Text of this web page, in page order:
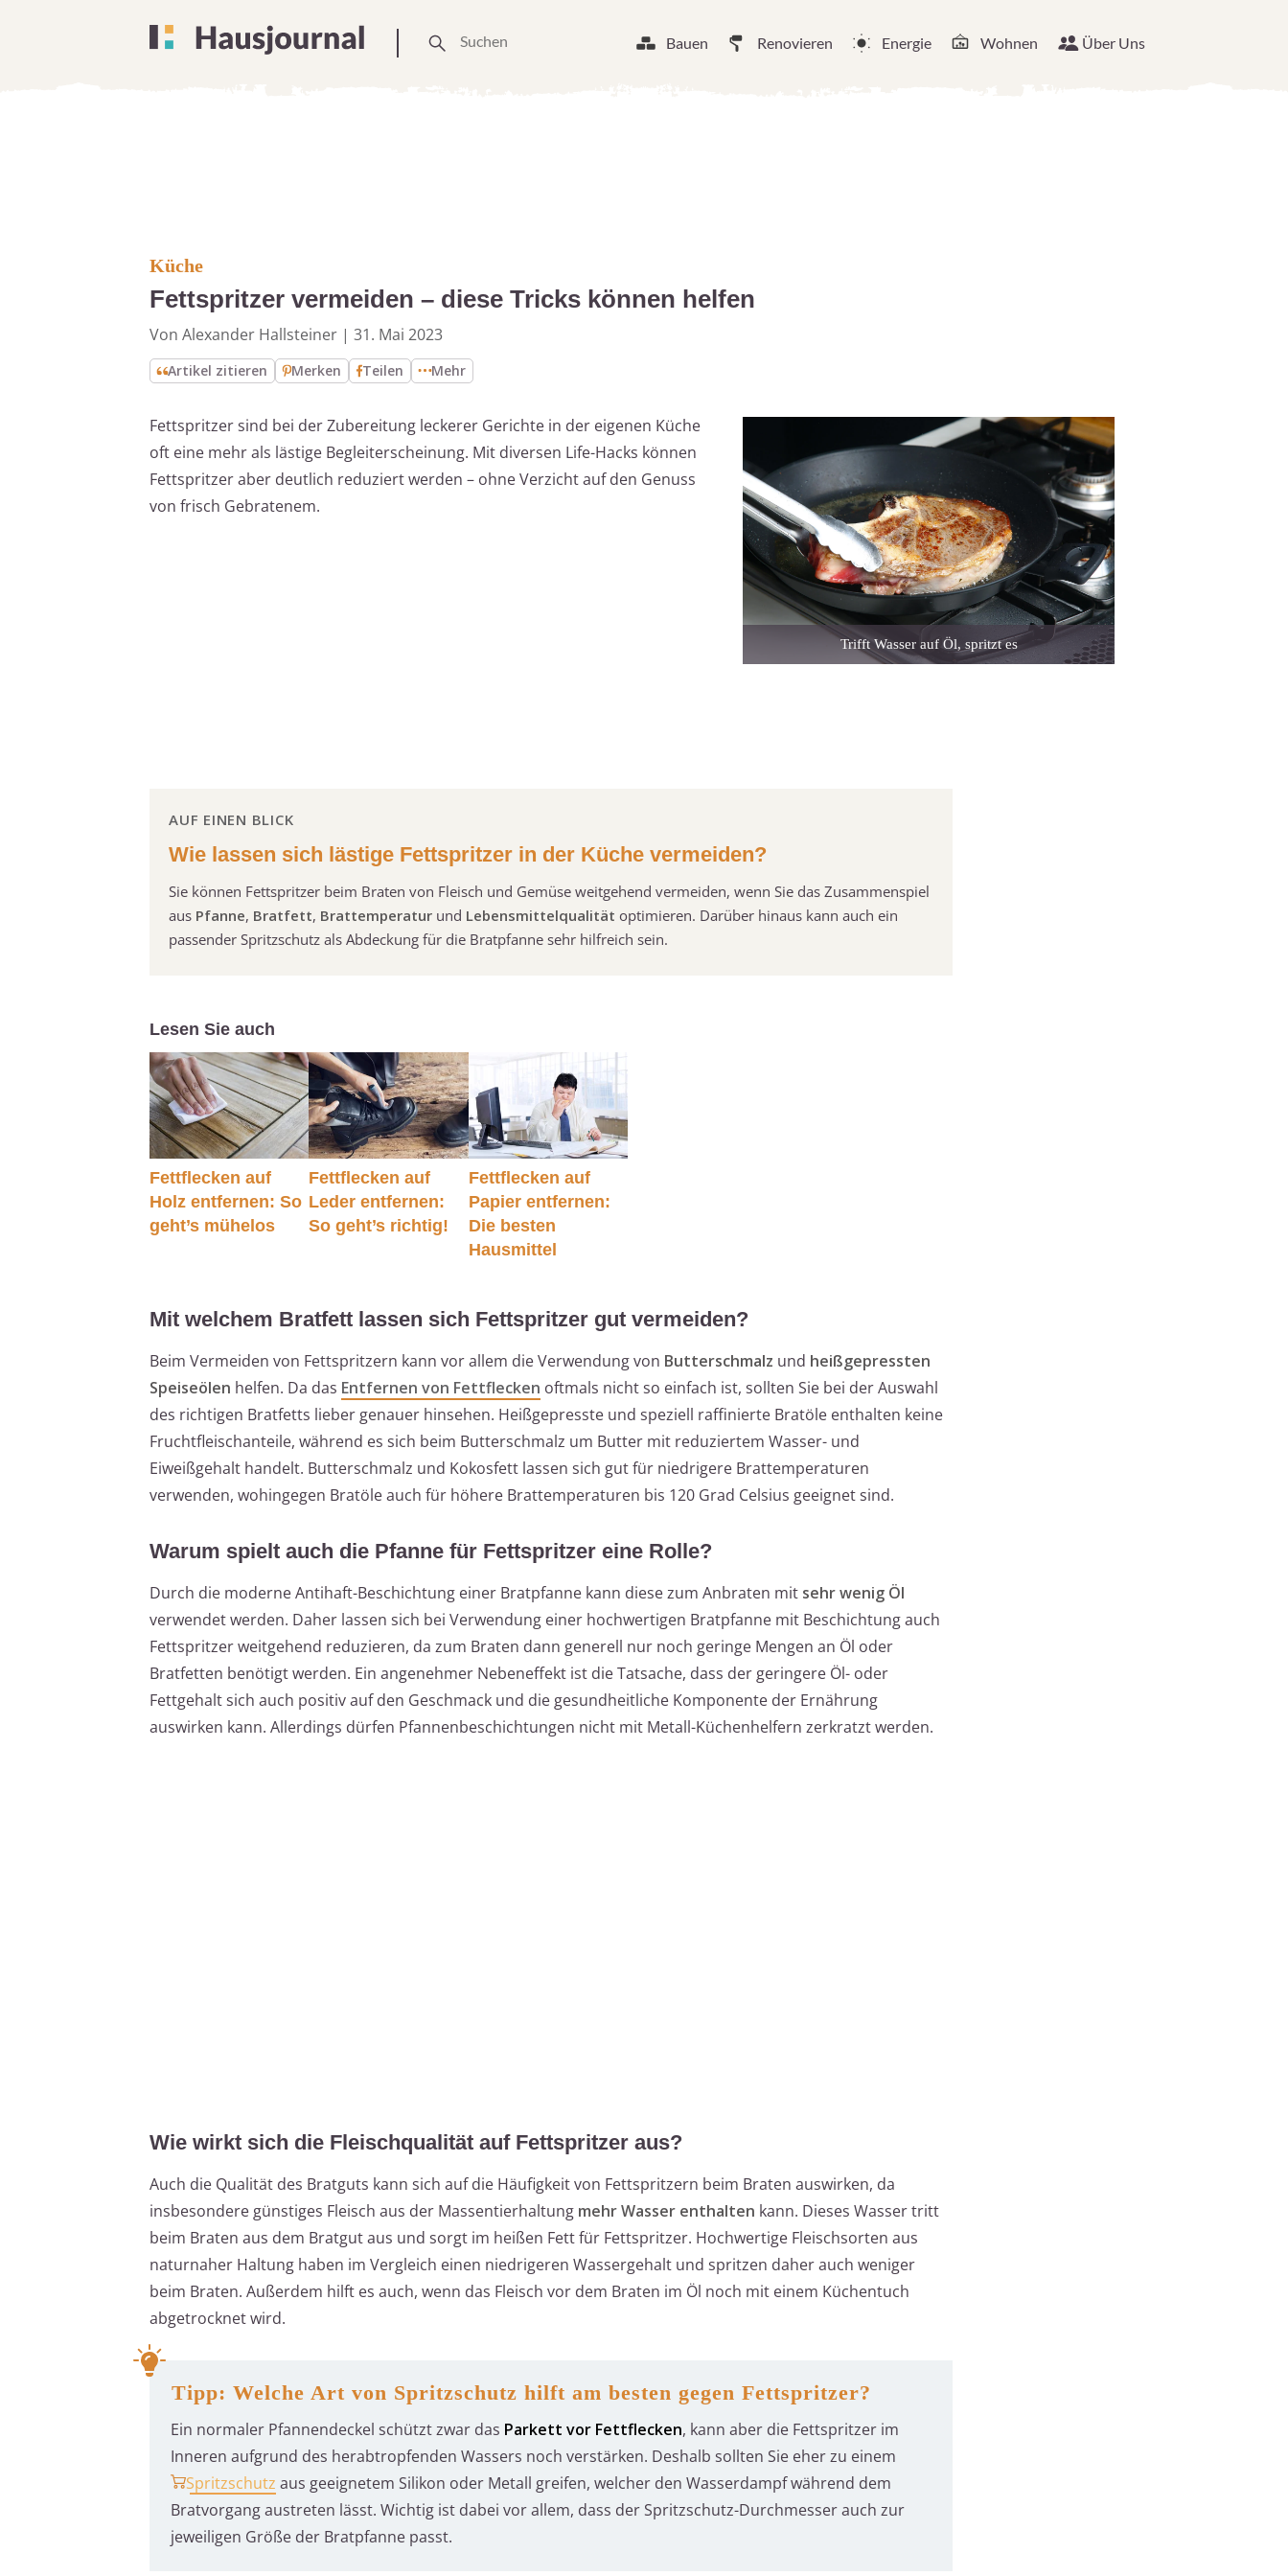
Bauen Renovieren Energie Wohnen Über Uns
Küche
Fettspritzer vermeiden – diese Tricks können helfen
Von Alexander Hallsteiner | 31. Mai 2023
Artikel zitieren Merken Teilen Mehr
Fettspritzer sind bei der Zubereitung leckerer Gerichte in der eigenen Küche
oft eine mehr als lästige Begleiterscheinung. Mit diversen Life-Hacks können
Fettspritzer aber deutlich reduziert werden – ohne Verzicht auf den Genuss
von frisch Gebratenem.
Trifft Wasser auf Öl, spritzt es
AUF EINEN BLICK
Wie lassen sich lästige Fettspritzer in der Küche vermeiden?
Sie können Fettspritzer beim Braten von Fleisch und Gemüse weitgehend vermeiden, wenn Sie das Zusammenspiel
aus Pfanne, Bratfett, Brattemperatur und Lebensmittelqualität optimieren. Darüber hinaus kann auch ein
passender Spritzschutz als Abdeckung für die Bratpfanne sehr hilfreich sein.
Lesen Sie auch
Fettflecken auf
Holz entfernen: So
geht’s mühelos
Fettflecken auf
Leder entfernen:
So geht’s richtig!
Fettflecken auf
Papier entfernen:
Die besten
Hausmittel
Mit welchem Bratfett lassen sich Fettspritzer gut vermeiden?
Beim Vermeiden von Fettspritzern kann vor allem die Verwendung von Butterschmalz und heißgepressten
Speiseölen helfen. Da das Entfernen von Fettflecken oftmals nicht so einfach ist, sollten Sie bei der Auswahl
des richtigen Bratfetts lieber genauer hinsehen. Heißgepresste und speziell raffinierte Bratöle enthalten keine
Fruchtfleischanteile, während es sich beim Butterschmalz um Butter mit reduziertem Wasser- und
Eiweißgehalt handelt. Butterschmalz und Kokosfett lassen sich gut für niedrigere Brattemperaturen
verwenden, wohingegen Bratöle auch für höhere Brattemperaturen bis 120 Grad Celsius geeignet sind.
Warum spielt auch die Pfanne für Fettspritzer eine Rolle?
Durch die moderne Antihaft-Beschichtung einer Bratpfanne kann diese zum Anbraten mit sehr wenig Öl
verwendet werden. Daher lassen sich bei Verwendung einer hochwertigen Bratpfanne mit Beschichtung auch
Fettspritzer weitgehend reduzieren, da zum Braten dann generell nur noch geringe Mengen an Öl oder
Bratfetten benötigt werden. Ein angenehmer Nebeneffekt ist die Tatsache, dass der geringere Öl- oder
Fettgehalt sich auch positiv auf den Geschmack und die gesundheitliche Komponente der Ernährung
auswirken kann. Allerdings dürfen Pfannenbeschichtungen nicht mit Metall-Küchenhelfern zerkratzt werden.
Wie wirkt sich die Fleischqualität auf Fettspritzer aus?
Auch die Qualität des Bratguts kann sich auf die Häufigkeit von Fettspritzern beim Braten auswirken, da
insbesondere günstiges Fleisch aus der Massentierhaltung mehr Wasser enthalten kann. Dieses Wasser tritt
beim Braten aus dem Bratgut aus und sorgt im heißen Fett für Fettspritzer. Hochwertige Fleischsorten aus
naturnaher Haltung haben im Vergleich einen niedrigeren Wassergehalt und spritzen daher auch weniger
beim Braten. Außerdem hilft es auch, wenn das Fleisch vor dem Braten im Öl noch mit einem Küchentuch
abgetrocknet wird.
Tipp: Welche Art von Spritzschutz hilft am besten gegen Fettspritzer?
Ein normaler Pfannendeckel schützt zwar das Parkett vor Fettflecken, kann aber die Fettspritzer im
Inneren aufgrund des herabtropfenden Wassers noch verstärken. Deshalb sollten Sie eher zu einem
Spritzschutz aus geeignetem Silikon oder Metall greifen, welcher den Wasserdampf während dem
Bratvorgang austreten lässt. Wichtig ist dabei vor allem, dass der Spritzschutz-Durchmesser auch zur
jeweiligen Größe der Bratpfanne passt.